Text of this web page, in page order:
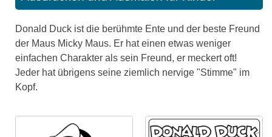
Donald Duck ist die berühmte Ente und der beste Freund
der Maus Micky Maus. Er hat einen etwas weniger
einfachen Charakter als sein Freund, er meckert oft!
Jeder hat übrigens seine ziemlich nervige "Stimme" im
Kopf.